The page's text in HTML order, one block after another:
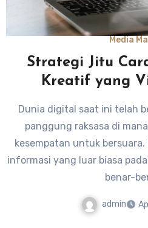
Media
Strategi Jitu
Kreatif yang
Dunia digital saat ini telah
panggung raksasa di
kesempatan untuk
informasi yang luar biasa
benar-
admin